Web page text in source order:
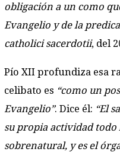
obligación a un como
Evangelio y de la
catholici sacerdotii, del
Pío XII profundiza esa
celibato es “como un
Evangelio”. Dice él: “El
su propia actividad todo
sobrenatural, y es el